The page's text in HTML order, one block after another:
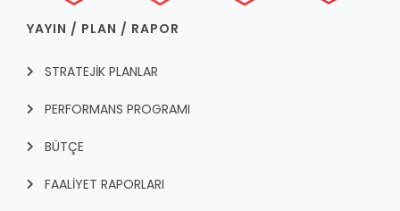
YAYIN / PLAN / RAPOR
STRATEJİK PLANLAR
PERFORMANS PROGRAMI
BÜTÇE
FAALİYET RAPORLARI